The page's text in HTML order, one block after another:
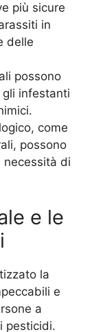
più sicure
in
delle
possono
infestanti
come
possono
necessità di
e le
la
e
a
pesticidi.